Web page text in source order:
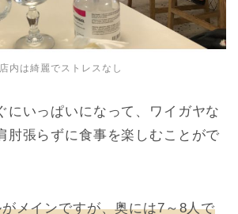
店内は綺麗でストレスなし
にいっぱいになって、ワイガヤな
肘張らずに食事を楽しむことがで
メインですが、奥には7～8人で